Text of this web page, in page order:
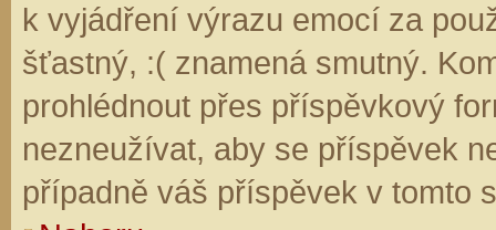
k vyjádření výrazu emocí za
šťastný, :( znamená smutný.
prohlédnout přes příspěvkový
nezneužívat, aby se příspěvek
případně váš příspěvek v tomto